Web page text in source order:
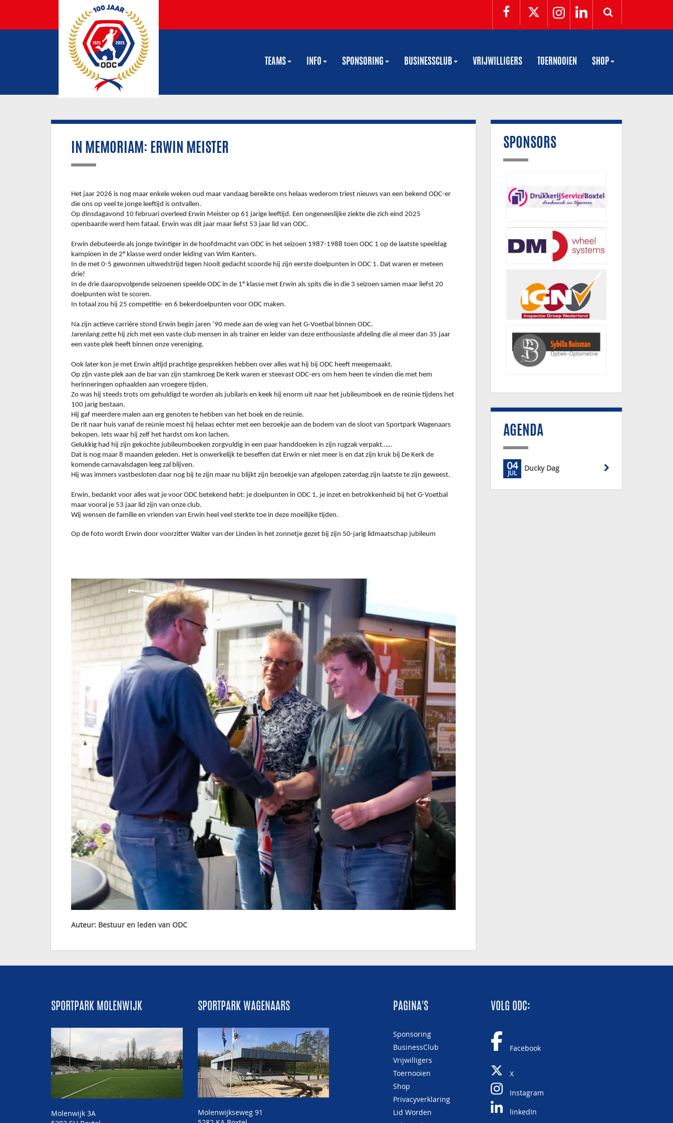
TEAMS INFO SPONSORING BUSINESSCLUB VRIJWILLIGERS TOERNOOIEN SHOP
IN MEMORIAM: ERWIN MEISTER
Het jaar 2026 is nog maar enkele weken oud maar vandaag bereikte ons helaas wederom triest nieuws van een bekend ODC-er
die ons op veel te jonge leeftijd is ontvallen.
Op dinsdagavond 10 februari overleed Erwin Meister op 61 jarige leeftijd. Een ongeneeslijke ziekte die zich eind 2025
openbaarde werd hem fataal. Erwin was dit jaar maar liefst 53 jaar lid van ODC.
Erwin debuteerde als jonge twintiger in de hoofdmacht van ODC in het seizoen 1987-1988 toen ODC 1 op de laatste speeldag
kampioen in de 2e klasse werd onder leiding van Wim Kanters.
In de met 0-5 gewonnen uitwedstrijd tegen Nooit gedacht scoorde hij zijn eerste doelpunten in ODC 1. Dat waren er meteen
drie!
In de drie daaropvolgende seizoenen speelde ODC in de 1e klasse met Erwin als spits die in die 3 seizoen samen maar liefst 20
doelpunten wist te scoren.
In totaal zou hij 25 competitie- en 6 bekerdoelpunten voor ODC maken.
Na zijn actieve carrière stond Erwin begin jaren ’90 mede aan de wieg van het G-Voetbal binnen ODC.
Jarenlang zette hij zich met een vaste club mensen in als trainer en leider van deze enthousiaste afdeling die al meer dan 35 jaar
een vaste plek heeft binnen onze vereniging.
Ook later kon je met Erwin altijd prachtige gesprekken hebben over alles wat hij bij ODC heeft meegemaakt.
Op zijn vaste plek aan de bar van zijn stamkroeg De Kerk waren er steevast ODC-ers om hem heen te vinden die met hem
herinneringen ophaalden aan vroegere tijden.
Zo was hij steeds trots om gehuldigd te worden als jubilaris en keek hij enorm uit naar het jubileumboek en de reünie tijdens het
100 jarig bestaan.
Hij gaf meerdere malen aan erg genoten te hebben van het boek en de reünie.
De rit naar huis vanaf de reünie moest hij helaas echter met een bezoekje aan de bodem van de sloot van Sportpark Wagenaars
bekopen. Iets waar hij zelf het hardst om kon lachen.
Gelukkig had hij zijn gekochte jubileumboeken zorgvuldig in een paar handdoeken in zijn rugzak verpakt……
Dat is nog maar 8 maanden geleden. Het is onwerkelijk te beseffen dat Erwin er niet meer is en dat zijn kruk bij De Kerk de
komende carnavalsdagen leeg zal blijven.
Hij was immers vastbesloten daar nog bij te zijn maar nu blijkt zijn bezoekje van afgelopen zaterdag zijn laatste te zijn geweest.
Erwin, bedankt voor alles wat je voor ODC betekend hebt: je doelpunten in ODC 1, je inzet en betrokkenheid bij het G-Voetbal
maar vooral je 53 jaar lid zijn van onze club.
Wij wensen de familie en vrienden van Erwin heel veel sterkte toe in deze moeilijke tijden.
Op de foto wordt Erwin door voorzitter Walter van der Linden in het zonnetje gezet bij zijn 50-jarig lidmaatschap jubileum
Auteur: Bestuur en leden van ODC
SPONSORS
AGENDA
04
JUL Ducky Dag
SPORTPARK MOLENWIJK
Molenwijk 3A
SPORTPARK WAGENAARS
Molenwijkseweg 91
PAGINA'S
Sponsoring
BusinessClub
Vrijwilligers
Toernooien
Shop
Privacyverklaring
Lid Worden
VOLG ODC:
Facebook
X
Instagram
linkedIn